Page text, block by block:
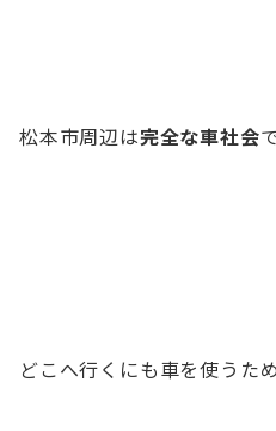
松本市周辺は完全な車社会
どこへ行くにも車を使うため